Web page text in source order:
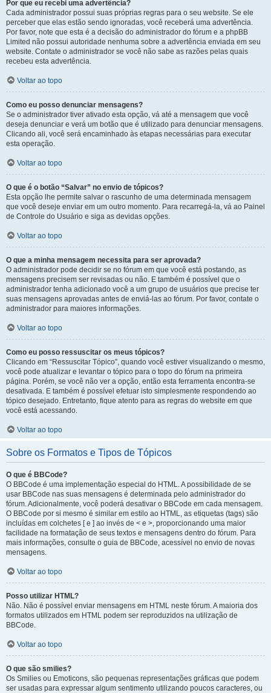
Por que eu recebi uma advertência?
Cada administrador possui suas próprias regras para o seu website. Se ele
perceber que elas estão sendo ignoradas, você receberá uma advertência.
Por favor, note que esta é a decisão do administrador do fórum e a phpBB
Limited não possui autoridade nenhuma sobre a advertência enviada em seu
website. Contate o administrador se você não sabe as razões pelas quais
recebeu esta advertência.
Voltar ao topo
Como eu posso denunciar mensagens?
Se o administrador tiver ativado esta opção, vá até a mensagem que você
deseja denunciar e verá um botão que é utilizado para denunciar mensagens.
Clicando ali, você será encaminhado às etapas necessárias para executar
esta operação.
Voltar ao topo
O que é o botão “Salvar” no envio de tópicos?
Esta opção lhe permite salvar o rascunho de uma determinada mensagem
que você deseje enviar em um outro momento. Para recarregá-la, vá ao Painel
de Controle do Usuário e siga as devidas opções.
Voltar ao topo
O que a minha mensagem necessita para ser aprovada?
O administrador pode decidir se no fórum em que você está postando, as
mensagens precisem ser revisadas ou não. E também é possível que o
administrador tenha adicionado você a um grupo de usuários que precise ter
suas mensagens aprovadas antes de enviá-las ao fórum. Por favor, contate o
administrador para maiores informações.
Voltar ao topo
Como eu posso ressuscitar os meus tópicos?
Clicando em “Ressuscitar Tópico”, quando você estiver visualizando o mesmo,
você pode atualizar e levantar o tópico para o topo do fórum na primeira
página. Porém, se você não ver a opção, então esta ferramenta encontra-se
desativada. E também é possível efetuar isto simplesmente respondendo ao
tópico desejado. Entretanto, fique atento para as regras do website em que
você está acessando.
Voltar ao topo
Sobre os Formatos e Tipos de Tópicos
O que é BBCode?
O BBCode é uma implementação especial do HTML. A possibilidade de se
usar BBCode nas suas mensagens é determinada pelo administrador do
fórum. Adicionalmente, você poderá desativar o BBCode em cada mensagem.
O BBCode por si mesmo é similar em estilo ao HTML, as etiquetas (tags) são
incluídas em colchetes [ e ] ao invés de < e >, proporcionando uma maior
facilidade na formatação de seus textos e mensagens dentro do fórum. Para
mais informações, consulte o guia de BBCode, acessível no envio de novas
mensagens.
Voltar ao topo
Posso utilizar HTML?
Não. Não é possível enviar mensagens em HTML neste fórum. A maioria dos
formatos utilizados em HTML podem ser reproduzidos na utilização de
BBCode.
Voltar ao topo
O que são smilies?
Os Smilies ou Emoticons, são pequenas representações gráficas que podem
ser usadas para expressar algum sentimento utilizando poucos caracteres, ou